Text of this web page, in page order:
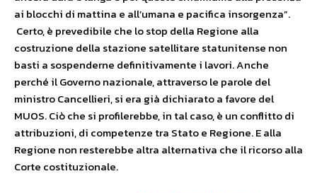
ai blocchi di mattina e all’umana e pacifica insorgenza”.
Certo, è prevedibile che lo stop della Regione alla
costruzione della stazione satellitare statunitense non
basti a sospenderne definitivamente i lavori. Anche
perché il Governo nazionale, attraverso le parole del
ministro Cancellieri, si era già dichiarato a favore del
MUOS. Ciò che si profilerebbe, in tal caso, è un conflitto di
attribuzioni, di competenze tra Stato e Regione. E alla
Regione non resterebbe altra alternativa che il ricorso alla
Corte costituzionale.